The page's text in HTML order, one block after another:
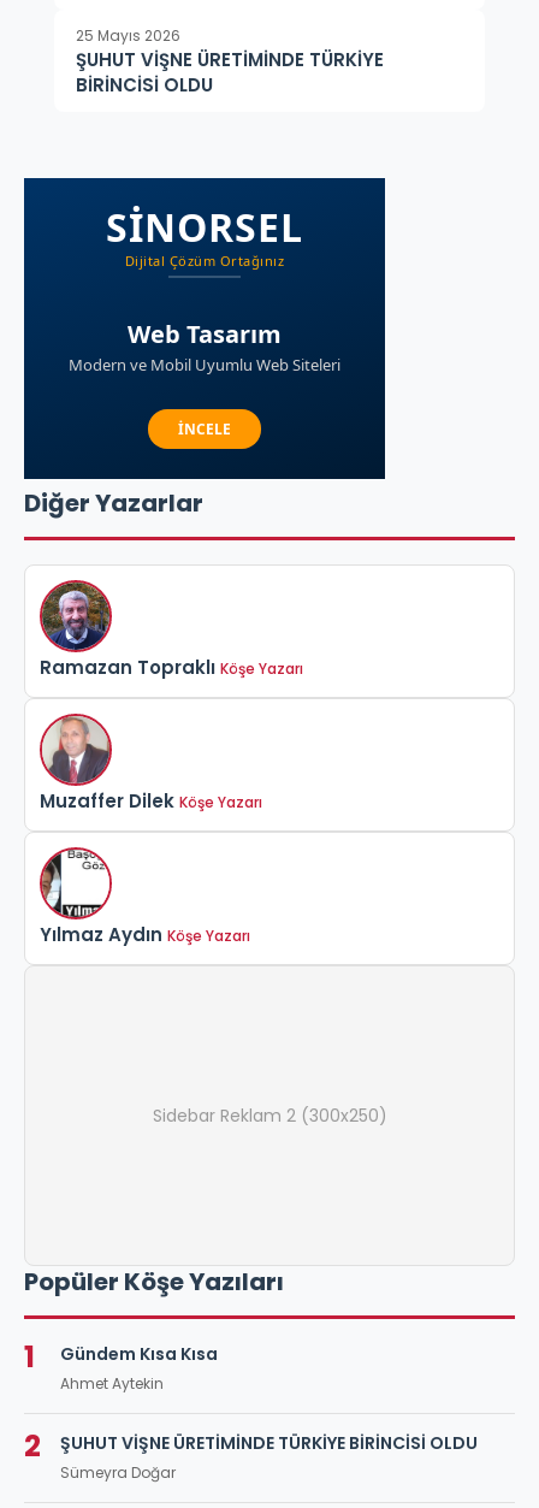
25 Mayıs 2026
ŞUHUT VİŞNE ÜRETİMİNDE TÜRKİYE
BİRİNCİSİ OLDU
Diğer Yazarlar
Ramazan Topraklı Köşe Yazarı
Muzaffer Dilek Köşe Yazarı
Yılmaz Aydın Köşe Yazarı
Sidebar Reklam 2 (300x250)
Popüler Köşe Yazıları
1 Gündem Kısa Kısa
Ahmet Aytekin
2 ŞUHUT VİŞNE ÜRETİMİNDE TÜRKİYE BİRİNCİSİ OLDU
Sümeyra Doğar